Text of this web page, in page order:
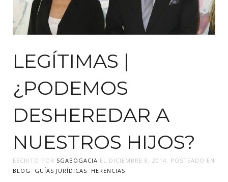
LEGÍTIMAS |
¿PODEMOS
DESHEREDAR A
NUESTROS HIJOS?
ESCRITO POR SGABOGACIA EL DICIEMBRE 8, 2014 . POSTEADO EN
BLOG , GUÍAS JURÍDICAS, HERENCIAS